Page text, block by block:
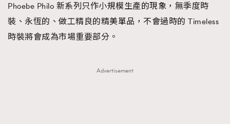
Phoebe Philo 新系列只作小規模生產的現象，無季度時
裝、永恆的、做工精良的精美單品，不會過時的 Timeless
時裝將會成為市場重要部分。
Advertisement